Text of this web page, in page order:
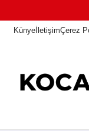
KünyeİletişimÇerez